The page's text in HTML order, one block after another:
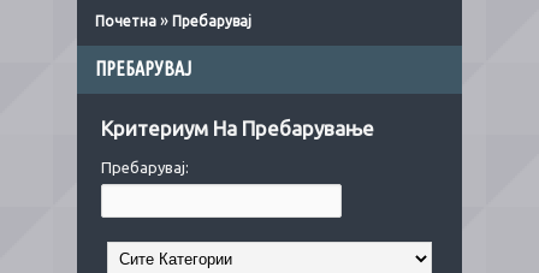
Почетна » Пребарувај
ПРЕБАРУВАЈ
Критериум На Пребарување
Пребарувај: